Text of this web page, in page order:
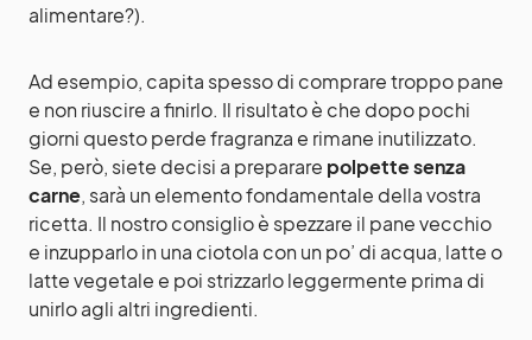
alimentare?).
Ad esempio, capita spesso di comprare troppo pane
e non riuscire a finirlo. Il risultato è che dopo pochi
giorni questo perde fragranza e rimane inutilizzato.
Se, però, siete decisi a preparare polpette senza
carne, sarà un elemento fondamentale della vostra
ricetta. Il nostro consiglio è spezzare il pane vecchio
e inzupparlo in una ciotola con un po’ di acqua, latte o
latte vegetale e poi strizzarlo leggermente prima di
unirlo agli altri ingredienti.